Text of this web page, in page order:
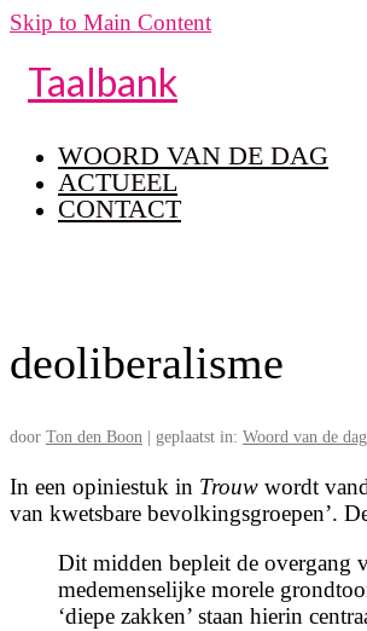
Skip to Main Content
Taalbank
WOORD VAN DE DAG
ACTUEEL
CONTACT
deoliberalisme
door Ton den Boon geplaatst in: Woord van de dag
In een opiniestuk in Trouw wordt
van kwetsbare bevolkingsgroepen’.
Dit midden bepleit de overgang
medemenselijke morele
‘diepe zakken’ staan hierin